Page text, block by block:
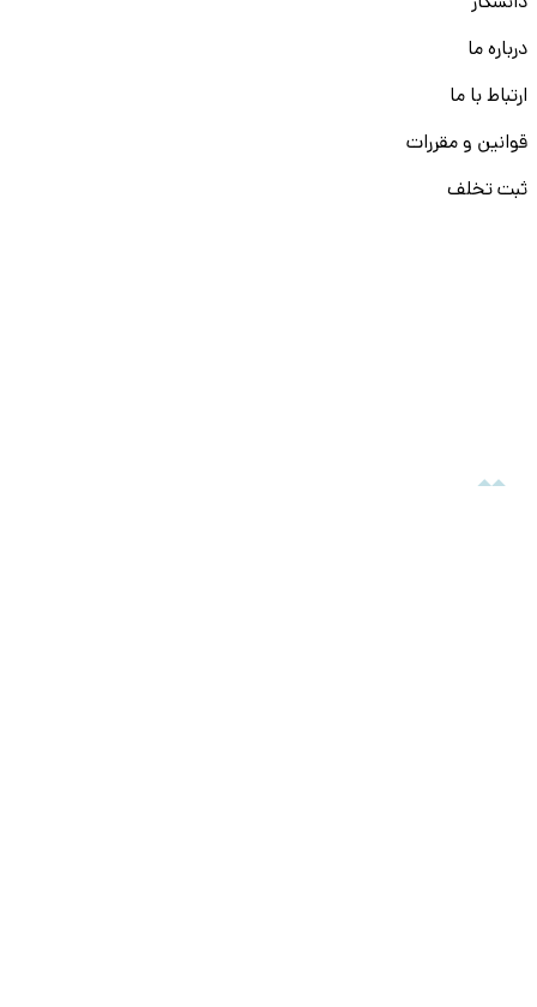
درباره ما
ارتباط با ما
قوانین و مقررات
ثبت تخلف